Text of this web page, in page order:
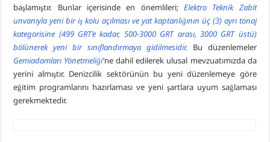
başlamıştır. Bunlar içerisinde en önemlileri;Elektro Teknik Zabit
unvanıyla yeni bir iş kolu açılması ve yat kaptanlığının üç (3) ayrı tonaj
kategorisine (499 GRT’e kadar, 500-3000 GRT arası, 3000 GRT üstü)
bölünerek yeni bir sınıflandırmaya gidilmesidir.Bu düzenlemeler
Gemiadamları Yönetmeliği‘ne dahil edilerek ulusal mevzuatımızda da
yerini almıştır. Denizcilik sektörünün bu yeni düzenlemeye göre
eğitim programlarını hazırlaması ve yeni şartlara uyum sağlaması
gerekmektedir.